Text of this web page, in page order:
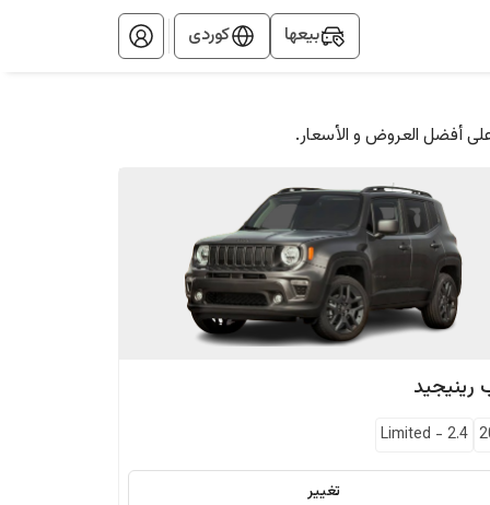
بيعها کوردی
أفضل العروض و الأسعار.
رينيجيد
Limited - 2.4
تغيير